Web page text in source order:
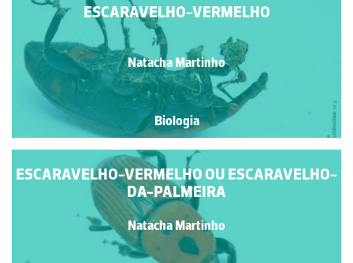
ESCARAVELHO-VERMELHO
Natacha Martinho
Biologia
ESCARAVELHO-VERMELHO OU ESCARAVELHO-
DA-PALMEIRA
Natacha Martinho